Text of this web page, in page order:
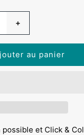
+
et Click &